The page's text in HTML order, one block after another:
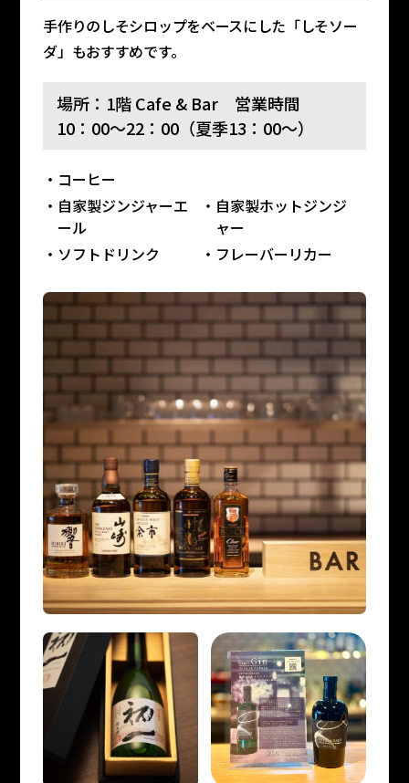
手作りのしそシロップをベースにした「しそソー
ダ」もおすすめです。
場所：1階 Cafe & Bar 営業時間
10：00～22：00（夏季13：00～）
コーヒー
自家製ジンジャーエ
ール
自家製ホットジンジ
ャー
ソフトドリンク
フレーバーリカー